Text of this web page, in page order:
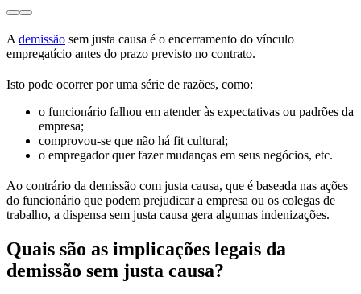
A demissão sem justa causa é o encerramento do vínculo
empregatício antes do prazo previsto no contrato.
Isto pode ocorrer por uma série de razões, como:
o funcionário falhou em atender às expectativas ou padrões da
empresa;
comprovou-se que não há fit cultural;
o empregador quer fazer mudanças em seus negócios, etc.
Ao contrário da demissão com justa causa, que é baseada nas ações
do funcionário que podem prejudicar a empresa ou os colegas de
trabalho, a dispensa sem justa causa gera algumas indenizações.
Quais são as implicações legais da
demissão sem justa causa?